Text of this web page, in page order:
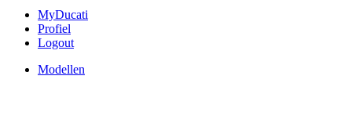
MyDucati
Profiel
Logout
Modellen